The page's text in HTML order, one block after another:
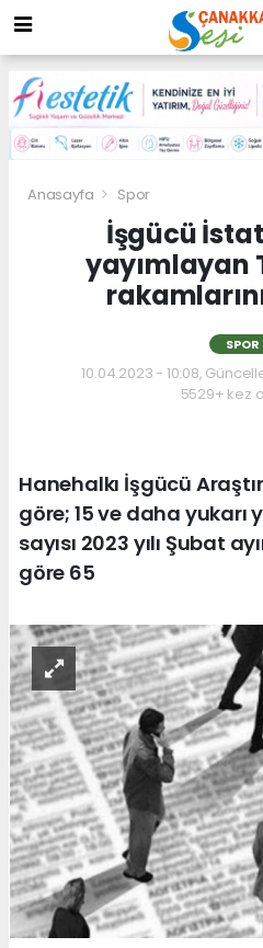
Anasayfa Spor
İşgücü
yayımlayan
SPOR
10.04.2023 - 10:08,
5529+ kez
Hanehalkı İşgücü
göre; 15 ve daha yukarı
sayısı 2023 yılı Şubat
göre 65